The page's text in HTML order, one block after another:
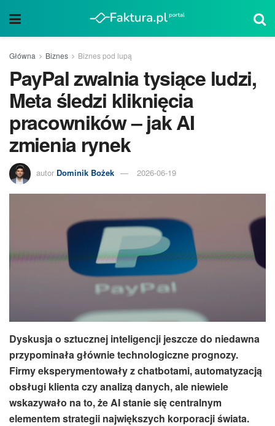
Główna Biznes Biznes pod lupą
PayPal zwalnia tysiące ludzi,
Meta śledzi kliknięcia
pracowników – jak AI
zmienia rynek
autor Dominik Bożek 2026-06-19
Dyskusja o sztucznej inteligencji jeszcze do niedawna
przypominała głównie technologiczne prognozy.
Firmy eksperymentowały z chatbotami, automatyzacją
obsługi klienta czy analizą danych, ale niewiele
wskazywało na to, że AI stanie się centralnym
elementem strategii największych korporacji świata.